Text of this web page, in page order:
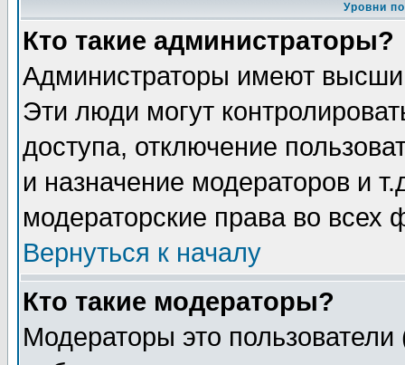
Уровни
Кто такие администраторы?
Администраторы имеют
Эти люди могут
доступа, отключение
и назначение модераторов и
модераторские права во всех
Вернуться к началу
Кто такие модераторы?
Модераторы это